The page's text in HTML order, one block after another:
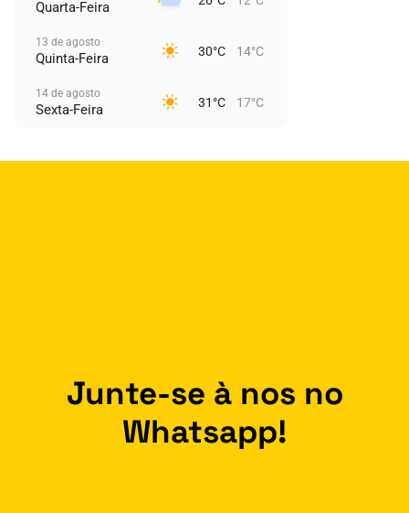
Quarta-Feira
13 de agosto
Quinta-Feira 30°C 14°C
14 de agosto
Sexta-Feira 31°C 17°C
Junte-se à nos no
Whatsapp!